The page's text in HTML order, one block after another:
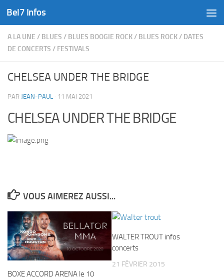
Skip to content
Bel7 Infos
A LA UNE / BLUES / BLUES BOOGIE ROCK/ BLUES ROCK/ DATES
DE CONCERTS / FESTIVALS
CHELSEA UNDER THE BRIDGE
PAR JEAN-PAUL · 11 MAI 2021
CHELSEA UNDER THE BRIDGE
VOUS AIMEREZ AUSSI...
BOXE ACCORD ARENA le 10
WALTER TROUT infos
concerts
21 FÉVRIER 2015